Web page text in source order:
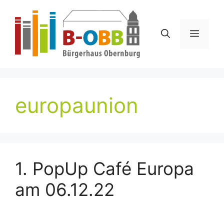
Inhalt
springen
Menü
europaunion
1. PopUp Café Europa
am 06.12.22